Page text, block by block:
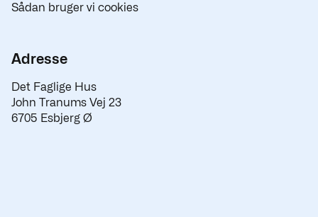
Sådan bruger vi cookies
Adresse
Det Faglige Hus
John Tranums Vej 23
6705 Esbjerg Ø